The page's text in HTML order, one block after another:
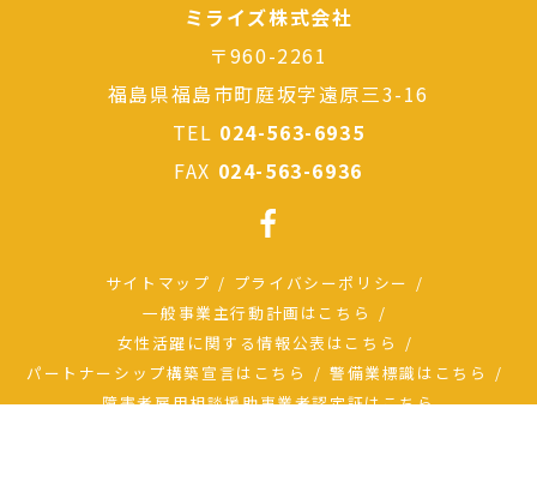
ミライズ株式会社
〒960-2261
福島県福島市町庭坂字遠原三3-16
TEL 024-563-6935
FAX 024-563-6936
サイトマップ
プライバシーポリシー
一般事業主行動計画はこちら
女性活躍に関する情報公表はこちら
パートナーシップ構築宣言はこちら
警備業標識はこちら
障害者雇用相談援助事業者認定証はこちら